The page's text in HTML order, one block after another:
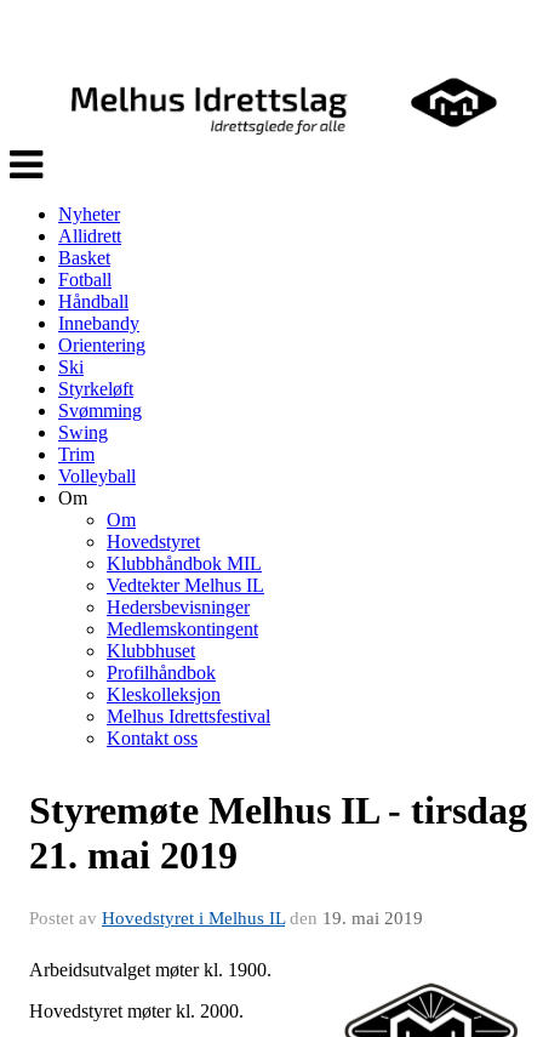
Veksle
navigasjon
Nyheter
Allidrett
Basket
Fotball
Håndball
Innebandy
Orientering
Ski
Styrkeløft
Svømming
Swing
Trim
Volleyball
Om
Om
Hovedstyret
Klubbhåndbok MIL
Vedtekter Melhus IL
Hedersbevisninger
Medlemskontingent
Klubbhuset
Profilhåndbok
Kleskolleksjon
Melhus Idrettsfestival
Kontakt oss
Styremøte Melhus IL - tirsdag
21. mai 2019
Postet av Hovedstyret i Melhus ILden 19. mai 2019
Arbeidsutvalget møter kl. 1900.
Hovedstyret møter kl. 2000.